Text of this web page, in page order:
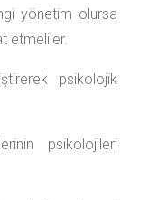
yönetim olursa
etmeliler.
psikolojik
psikolojileri